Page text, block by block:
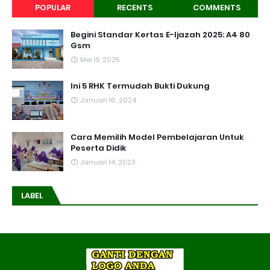
POPULAR RECENTS COMMENTS
Begini Standar Kertas E-Ijazah 2025: A4 80
Gsm
Mei 15, 2025
Ini 5 RHK Termudah Bukti Dukung
Januari 16, 2024
Cara Memilih Model Pembelajaran Untuk
Peserta Didik
Januari 14, 2023
LABEL